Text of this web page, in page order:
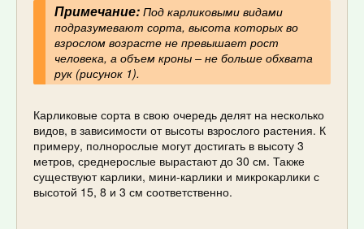
Примечание:Под карликовыми видами
подразумевают сорта, высота которых во
взрослом возрасте не превышает рост
человека, а объем кроны – не больше обхвата
рук (рисунок 1).
Карликовые сорта в свою очередь делят на несколько
видов, в зависимости от высоты взрослого растения. К
примеру, полнорослые могут достигать в высоту 3
метров, среднерослые вырастают до 30 см. Также
существуют карлики, мини-карлики и микрокарлики с
высотой 15, 8 и 3 см соответственно.